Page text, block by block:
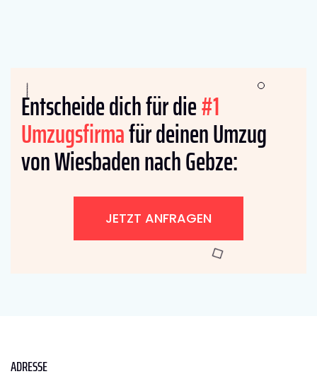
Entscheide dich für die#1
Umzugsfirmafür deinen Umzug
von Wiesbaden nach Gebze:
JETZT ANFRAGEN
ADRESSE